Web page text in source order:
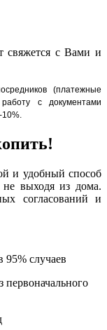
свяжется с Вами и
(платежные
с документами
10%.
и удобный способ
выходя из дома.
согласований и
случаев
первоначального